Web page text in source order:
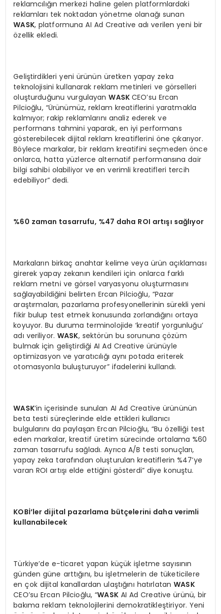
reklamcılığın merkezi haline gelen platformlardaki
reklamları tek noktadan yönetme olanağı sunan
WASK, platformuna AI Ad Creative adı verilen yeni bir
özellik ekledi.
Geliştirdikleri yeni ürünün üretken yapay zeka
teknolojisini kullanarak reklam metinleri ve görselleri
oluşturduğunu vurgulayanWASK CEO’su Ercan
Pilcioğlu, “Ürünümüz, reklam kreatiflerini yaratmakla
kalmıyor; rakip reklamlarını analiz ederek ve
performans tahmini yaparak, en iyi performans
gösterebilecek dijital reklam kreatiflerini öne çıkarıyor.
Böylece markalar, bir reklam kreatifini seçmeden önce
onlarca, hatta yüzlerce alternatif performansına dair
bilgi sahibi olabiliyor ve en verimli kreatifleri tercih
edebiliyor” dedi.
%60 zaman tasarrufu, %47 daha ROI artışı sağlıyor
Markaların birkaç anahtar kelime veya ürün açıklaması
girerek yapay zekanın kendileri için onlarca farklı
reklam metni ve görsel varyasyonu oluşturmasını
sağlayabildiğini belirten Ercan Pilcioğlu, “Pazar
araştırmaları, pazarlama profesyonellerinin sürekli yeni
fikir bulup test etmek konusunda zorlandığını ortaya
koyuyor. Bu duruma terminolojide ‘kreatif yorgunluğu’
adı veriliyor. WASK, sektörün bu sorununa çözüm
bulmak için geliştirdiği AI Ad Creative ürünüyle
optimizasyon ve yaratıcılığı aynı potada eriterek
otomasyonla buluşturuyor” ifadelerini kullandı.
WASK‘in içerisinde sunulan AI Ad Creative ürününün
beta testi süreçlerinde elde ettikleri kullanıcı
bulgularını da paylaşan Ercan Pilcioğlu, “Bu özelliği test
eden markalar, kreatif üretim sürecinde ortalama %60
zaman tasarrufu sağladı. Ayrıca A/B testi sonuçları,
yapay zeka tarafından oluşturulan kreatiflerin %47’ye
varan ROI artışı elde ettiğini gösterdi” diye konuştu.
KOBİ’ler dijital pazarlama bütçelerini daha verimli
kullanabilecek
Türkiye’de e-ticaret yapan küçük işletme sayısının
günden güne arttığını, bu işletmelerin de tüketicilere
en çok dijital kanallardan ulaştığını hatırlatanWASK
CEO’su Ercan Pilcioğlu, “WASKAI Ad Creative ürünü, bir
bakıma reklam teknolojilerini demokratikleştiriyor. Yeni